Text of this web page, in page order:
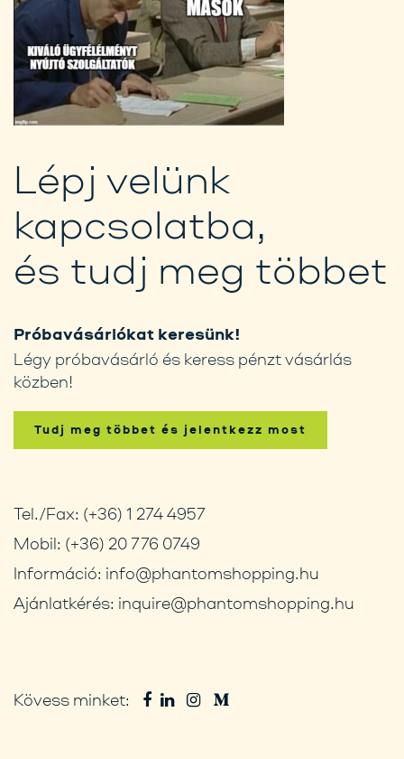
Lépj velünk
kapcsolatba,
és tudj meg többet
Próbavásárlókat keresünk!
Légy próbavásárló és keress pénzt vásárlás
közben!
Tudj meg többet és jelentkezz most
Tel./Fax: (+36) 1 274 4957
Mobil: (+36) 20 776 0749
Információ: info@phantomshopping.hu
Ajánlatkérés: inquire@phantomshopping.hu
Kövess minket: